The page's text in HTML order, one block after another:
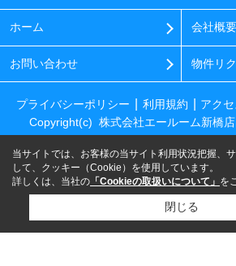
ホーム 会社概要
お問い合わせ 物件リ
プライバシーポリシー 利用規約 アク
Copyright(c) 株式会社エールーム新橋
当サイトでは、お客様の当サイト利用状況把握、
して、クッキー（Cookie）を使用しています。
詳しくは、当社の 「Cookieの取扱いについて」 を
閉じる